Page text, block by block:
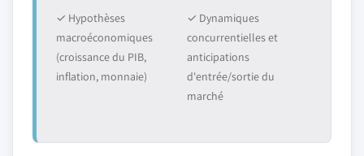
✓ Hypothèses
macroéconomiques
(croissance du PIB,
inflation, monnaie)
✓ Dynamiques
concurrentielles et
anticipations
d'entrée/sortie du
marché